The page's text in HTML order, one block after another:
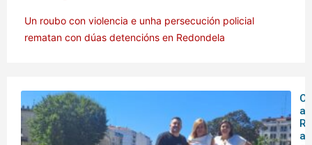
Un roubo con violencia e unha persecución policial
rematan con dúas detencións en Redondela
O